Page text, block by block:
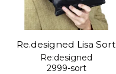
Re.designed Lisa Sort
Re:designed
2999-sort